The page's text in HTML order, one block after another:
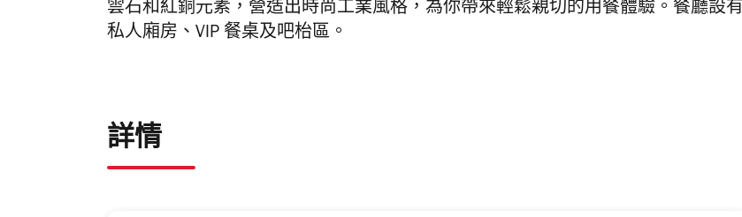
雲石和紅銅元素，營造出時尚工業風格，為你帶來輕鬆親切的用餐體驗。餐廳設有
私人廂房、 VIP 餐桌及吧枱區。
詳情